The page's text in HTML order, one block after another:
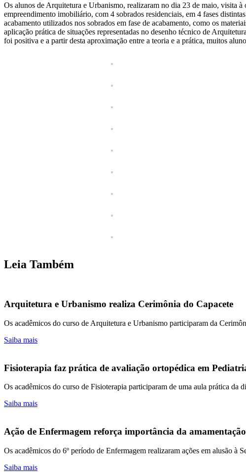
Os alunos de Arquitetura e Urbanismo, realizaram no dia 23 de maio, visita
empreendimento imobiliário, com 4 sobrados residenciais, em 4 fases
acabamento utilizados nos sobrados em fase de acabamento, como os
aplicação prática de situações representadas no desenho técnico de
foi positiva e a partir desta aproximação entre a teoria e a prática, muitos
Leia Também
Arquitetura e Urbanismo realiza Cerimônia do Capacete
Os acadêmicos do curso de Arquitetura e Urbanismo participaram da
Saiba mais
Fisioterapia faz prática de avaliação ortopédica em
Os acadêmicos do curso de Fisioterapia participaram de uma aula prática
Saiba mais
Ação de Enfermagem reforça importância da amamentação
Os acadêmicos do 6º período de Enfermagem realizaram ações em alusão
Saiba mais